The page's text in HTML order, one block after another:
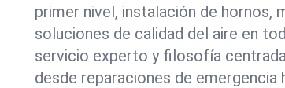
primer nivel, instalación de hornos,
soluciones de calidad del aire en
servicio experto y filosofía
desde reparaciones de emergencia